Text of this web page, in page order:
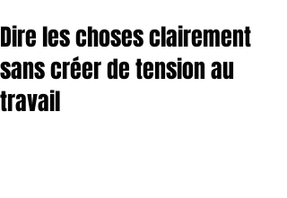
Dire les choses clairement
sans créer de tension au
travail